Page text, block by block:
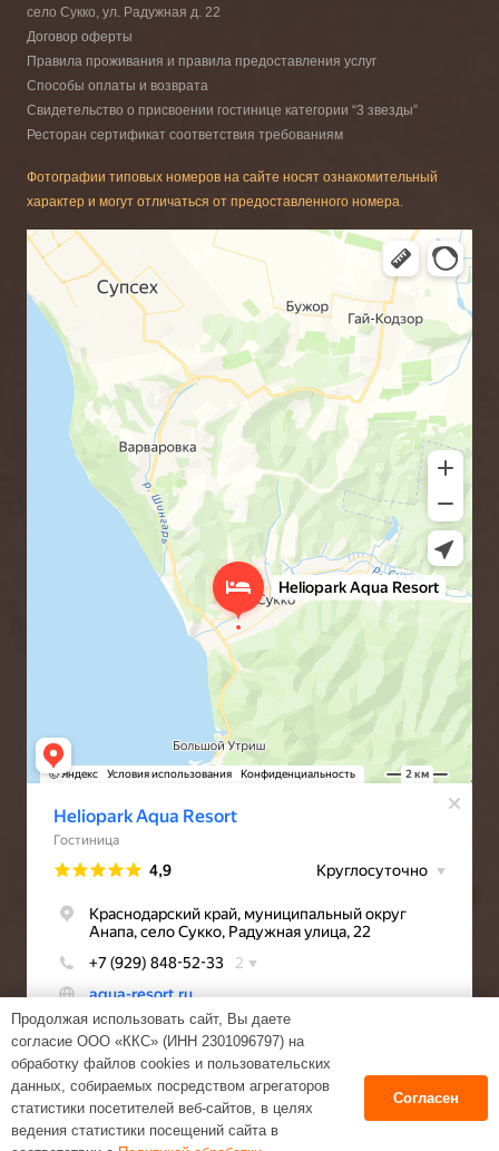
село Сукко, ул. Радужная д. 22
Договор оферты
Правила проживания и правила предоставления услуг
Способы оплаты и возврата
Свидетельство о присвоении гостинице категории “3 звезды”
Ресторан сертификат соответствия требованиям
Фотографии типовых номеров на сайте носят ознакомительный
характер и могут отличаться от предоставленного номера.
Продолжая использовать сайт, Вы даете
согласие ООО «ККС» (ИНН 2301096797) на
обработку файлов cookies и пользовательских
данных, собираемых посредством агрегаторов
статистики посетителей веб-сайтов, в целях
ведения статистики посещений сайта в
Согласен